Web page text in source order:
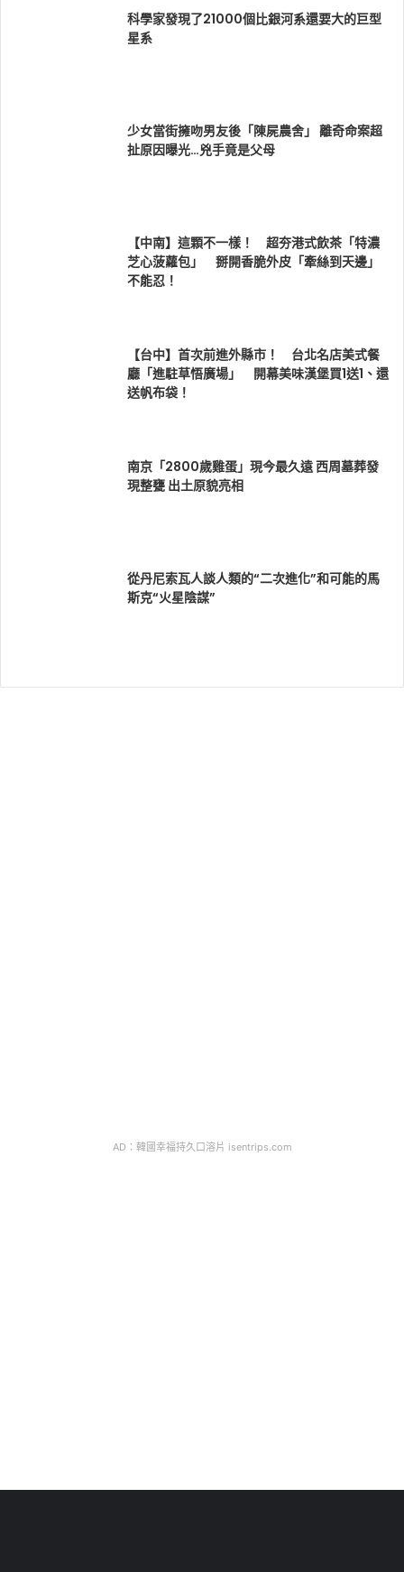
科學家發現了21000個比銀河系還要大的巨型
星系
少女當街擁吻男友後「陳屍農舍」 離奇命案超
扯原因曝光…兇手竟是父母
【中南】這顆不一樣！ 超夯港式飲茶「特濃
芝心菠蘿包」 掰開香脆外皮「牽絲到天邊」
不能忍！
【台中】首次前進外縣市！ 台北名店美式餐
廳「進駐草悟廣場」 開幕美味漢堡買1送1、還
送帆布袋！
南京「2800歲雞蛋」現今最久遠 西周墓葬發
現整甕 出土原貌亮相
從丹尼索瓦人談人類的“二次進化”和可能的馬
斯克“火星陰謀”
AD：韓國幸福持久口溶片 isentrips.com